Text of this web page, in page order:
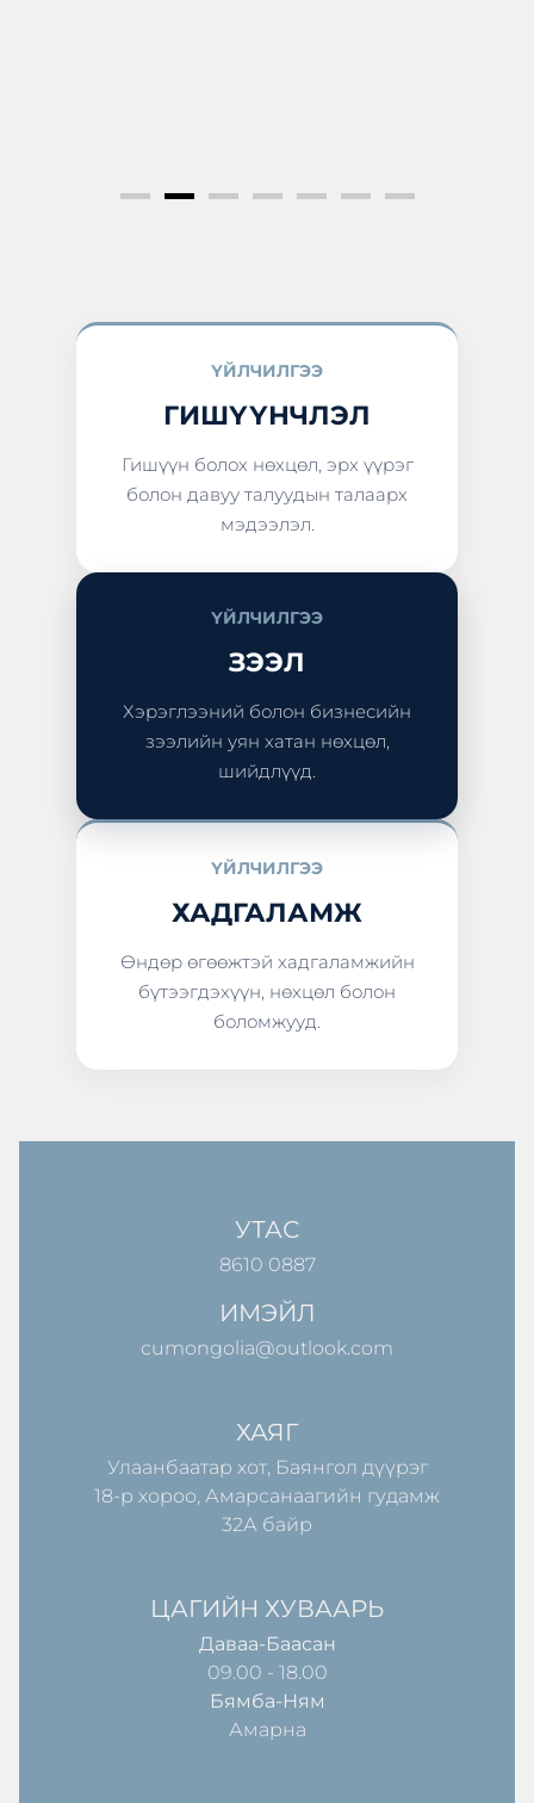
ҮЙЛЧИЛГЭЭ
ГИШҮҮНЧЛЭЛ
Гишүүн болох нөхцөл, эрх үүрэг
болон давуу талуудын талаарх
мэдээлэл.
ҮЙЛЧИЛГЭЭ
ЗЭЭЛ
Хэрэглээний болон бизнесийн
зээлийн уян хатан нөхцөл,
шийдлүүд.
ҮЙЛЧИЛГЭЭ
ХАДГАЛАМЖ
Өндөр өгөөжтэй хадгаламжийн
бүтээгдэхүүн, нөхцөл болон
боломжууд.
УТАС
8610 0887
ИМЭЙЛ
cumongolia@outlook.com
ХАЯГ
Улаанбаатар хот, Баянгол дүүрэг
18-р хороо, Амарсанаагийн гудамж
32А байр
ЦАГИЙН ХУВААРЬ
Даваа-Баасан
09.00 - 18.00
Бямба-Ням
Амарна